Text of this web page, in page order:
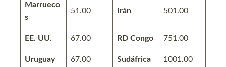
Marrueco
s
51.00 Irán 501.00
EE. UU. 67.00 RD Congo 751.00
Uruguay 67.00 Sudáfrica 1001.00